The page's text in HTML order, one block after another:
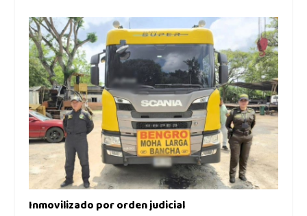
Inmovilizado por orden judicial